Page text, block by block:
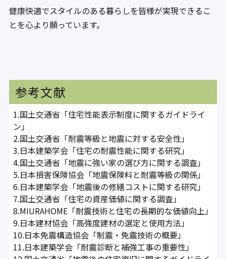
健康快適でスタイルのある暮らしを皆様が実現できるこ
とを心より願っています。
参考文献
1.国土交通省「住宅性能表示制度に関するガイドライ
ン」
2.国土交通省「耐震等級と地震に対する安全性」
3.日本建築学会「住宅の耐震性能に関する研究」
4.国土交通省「地震に強い家の選び方に関する調査」
5.日本損害保険協会「地震保険料と耐震等級の関係」
6.日本建築学会「地震後の修繕コストに関する研究」
7.国土交通省「住宅の資産価値に関する調査」
8.MIURAHOME「耐震技術と住宅の長期的な価値向上」
9.日本建材協会「高強度建材の選定と使用方法」
10.日本免震構造協会「制震・免震技術の概要」
11.日本建築学会「耐震診断と補強工事の重要性」